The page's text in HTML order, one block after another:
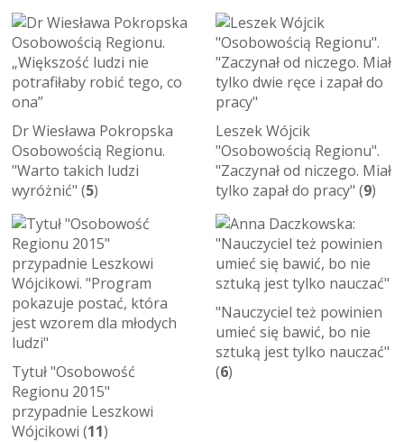
Dr Wiesława Pokropska
Osobowością Regionu.
"Warto takich ludzi
wyróżnić" (5)
Leszek Wójcik
"Osobowością Regionu".
"Zaczynał od niczego. Miał
tylko zapał do pracy" (9)
Tytuł "Osobowość
Regionu 2015"
przypadnie Leszkowi
Wójcikowi (11)
"Nauczyciel też powinien
umieć się bawić, bo nie
sztuką jest tylko nauczać"
(6)